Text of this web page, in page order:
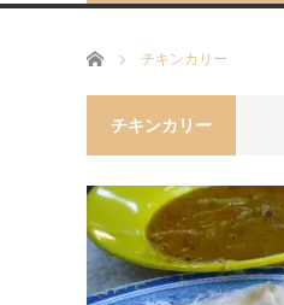
ホーム チキンカリー
チキンカリー